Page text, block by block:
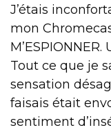
J’étais
mon
Tout ce que je
sensation
faisais était
sentiment